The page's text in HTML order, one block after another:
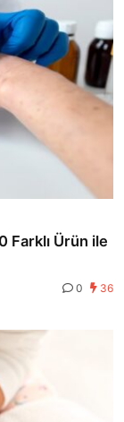
Farklı Ürün ile
0 36